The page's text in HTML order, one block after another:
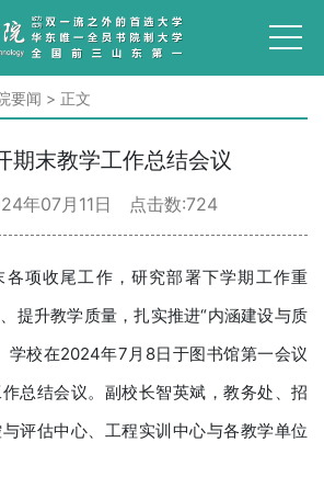
要闻 > 正文
期末教学工作总结会议
年07月11日 点击数:724
各项收尾工作，研究部署下学期工作重
提升教学质量，扎实推进“内涵建设与质
学校在2024年7月8日于图书馆第一会议
总结会议。副校长智英斌，教务处、招
评估中心、工程实训中心与各教学单位